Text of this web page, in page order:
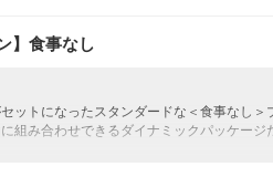
5,060円
て異なります。詳しくはホテルへお問い合
】食事なし
ットになったスタンダードな＜食事なし＞
組み合わせできるダイナミックパッケージ